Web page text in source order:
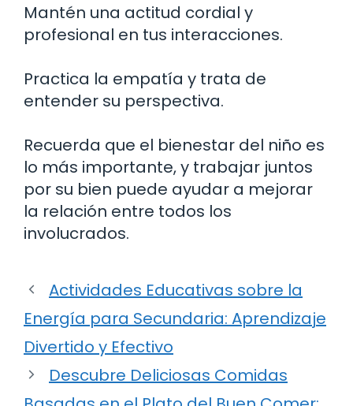
Mantén una actitud cordial y
profesional en tus interacciones.
Practica la empatía y trata de
entender su perspectiva.
Recuerda que el bienestar del niño es
lo más importante, y trabajar juntos
por su bien puede ayudar a mejorar
la relación entre todos los
involucrados.
Actividades Educativas sobre la
Energía para Secundaria: Aprendizaje
Divertido y Efectivo
Descubre Deliciosas Comidas